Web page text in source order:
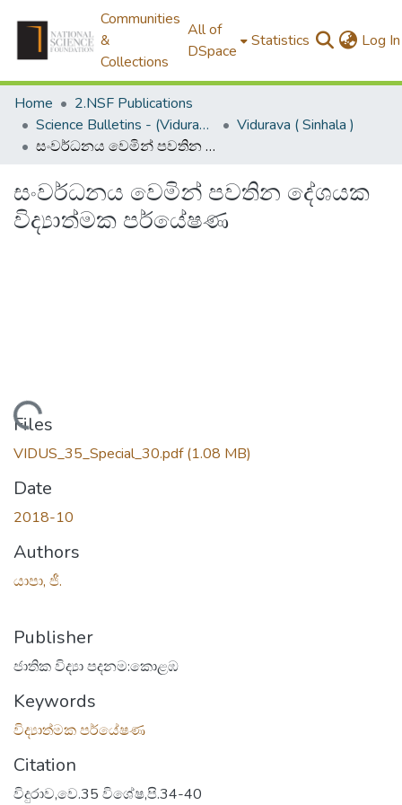
Communities
&
Collections
All of
DSpace
Statistics Log In
Home
2.NSF Publications
Science Bulletins - (Vidurava)
Vidurava ( Sinhala )
සංවර්ධනය වෙමින් පවතින දේශයක විද්‍යාත්මක පර්යේෂණ
සංවර්ධනය වෙමින් පවතින දේශයක
විද්‍යාත්මක පර්යේෂණ
Loading...
Files
VIDUS_35_Special_30.pdf(1.08 MB)
Date
2018-10
Authors
යාපා, ජී.
Publisher
ජාතික විද්‍යා පදනම:කොළඹ
Keywords
විද්‍යාත්මක පර්යේෂණ
Citation
විදුරාව,වෙ.35 විශේෂ,පි.34-40